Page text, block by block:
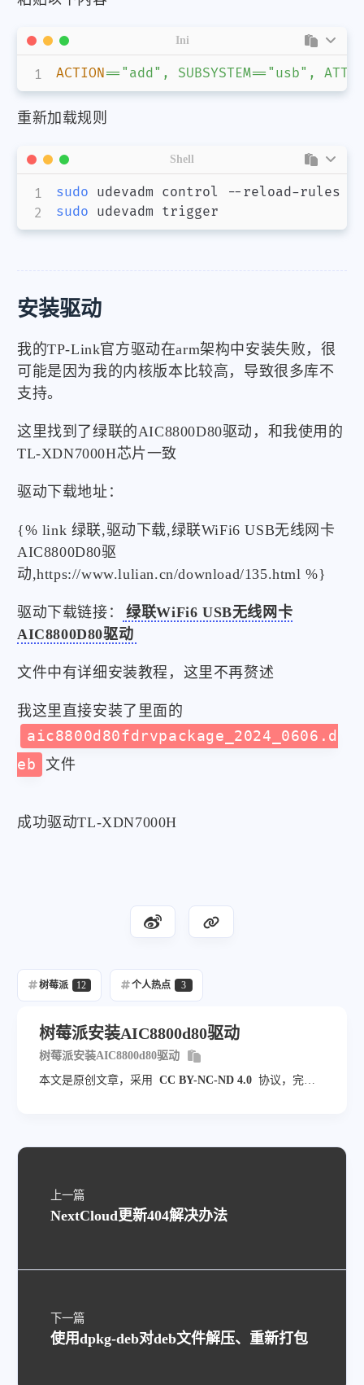
ACTION=="add", SUBSYSTEM=="usb",
Ini
重新加载规则
sudo
sudo
Shell
安装驱动
我的TP-Link官方驱动在arm架构中安装失败，很
可能是因为我的内核版本比较高，导致很多库不
支持。
这里找到了绿联的AIC8800D80驱动，和我使用的
TL-XDN7000H芯片一致
驱动下载地址：
{% link 绿联,驱动下载,绿联WiFi6 USB无线网卡
AIC8800D80驱
动,https://www.lulian.cn/download/135.html %}
驱动下载链接：
绿联WiFi6 USB无线网卡
AIC8800D80驱动
文件中有详细安装教程，这里不再赘述
我这里直接安装了里面的
aic8800d80fdrvpackage_2024_0606.d
eb
文件
成功驱动TL-XDN7000H
树莓派 12 个人热点 3
树莓派安装AIC8800d80驱动
树莓派安装AIC8800d80驱动
本文是原创文章，采用
CC BY-NC-ND 4.0 协议，完整
上一篇
NextCloud更新404解决办法
下一篇
使用dpkg-deb对deb文件解压、重新打包